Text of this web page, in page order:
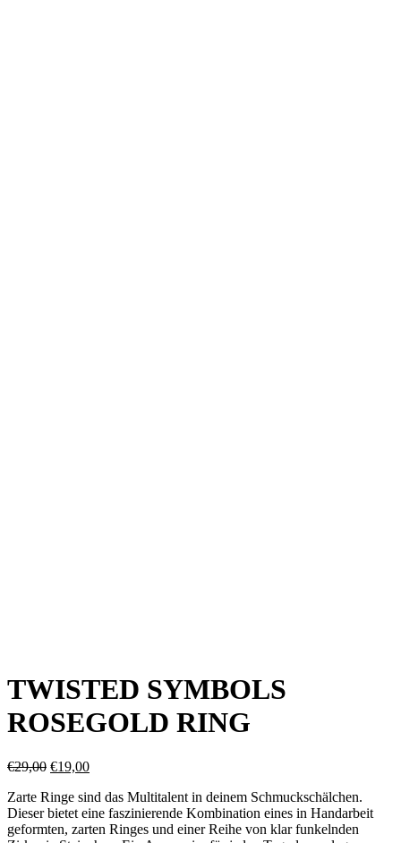
TWISTED SYMBOLS
ROSEGOLD RING
€29,00 Ursprünglicher
war:
€29,00
€19,00Aktueller
ist:
€19,00.
Zarte Ringe sind das Multitalent in deinem Schmuckschälchen.
Dieser bietet eine faszinierende Kombination eines in Handarbeit
geformten, zarten Ringes und einer Reihe von klar funkelnden